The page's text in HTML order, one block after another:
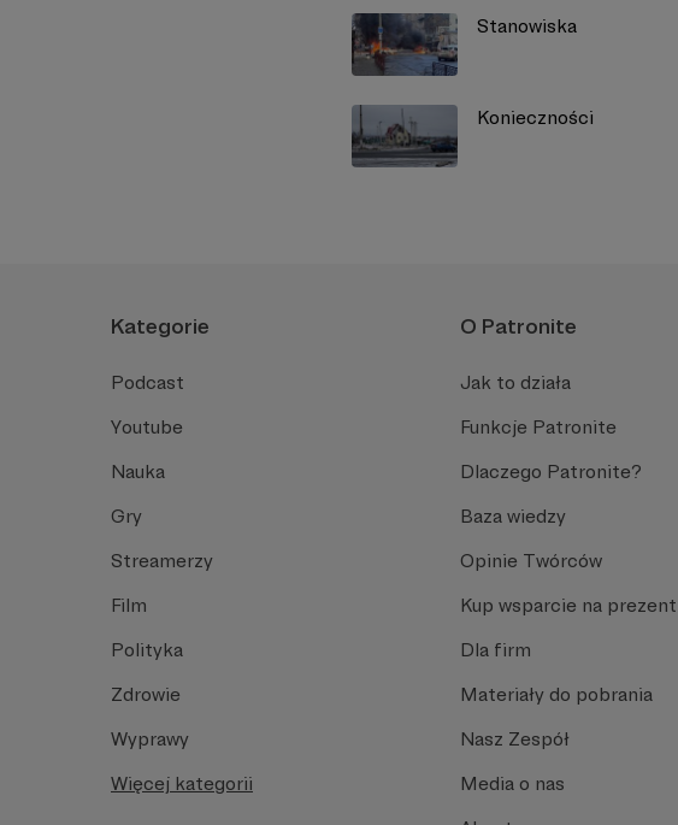
Stanowiska
Konieczności
Kategorie
Podcast
Youtube
Nauka
Gry
Streamerzy
Film
Polityka
Zdrowie
Wyprawy
Więcej kategorii
O Patronite
Jak to działa
Funkcje Patronite
Dlaczego Patronite?
Baza wiedzy
Opinie Twórców
Kup wsparcie na prezent
Dla firm
Materiały do pobrania
Nasz Zespół
Media o nas